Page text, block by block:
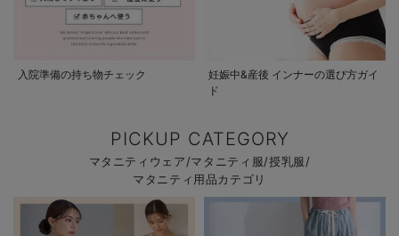
入院準備の持ち物チェック
妊娠中&産後 インナーの選び方ガイ
ド
PICKUP CATEGORY
マタニティウェア/マタニティ服/授乳服/
マタニティ用品カテゴリ